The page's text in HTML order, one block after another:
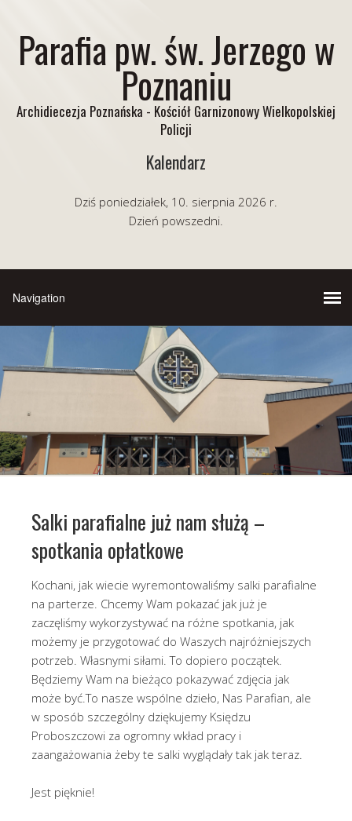
Parafia pw. św. Jerzego w
Poznaniu
Archidiecezja Poznańska - Kościół Garnizonowy Wielkopolskiej
Policji
Kalendarz
Dziś poniedziałek, 10. sierpnia 2026 r.
Dzień powszedni.
Salki parafialne już nam służą –
spotkania opłatkowe
Kochani, jak wiecie wyremontowaliśmy salki parafialne
na parterze. Chcemy Wam pokazać jak już je
zaczęliśmy wykorzystywać na różne spotkania, jak
możemy je przygotować do Waszych najróżniejszych
potrzeb. Własnymi siłami. To dopiero początek.
Będziemy Wam na bieżąco pokazywać zdjęcia jak
może być.To nasze wspólne dzieło, Nas Parafian, ale
w sposób szczególny dziękujemy Księdzu
Proboszczowi za ogromny wkład pracy i
zaangażowania żeby te salki wyglądały tak jak teraz.
Jest pięknie!